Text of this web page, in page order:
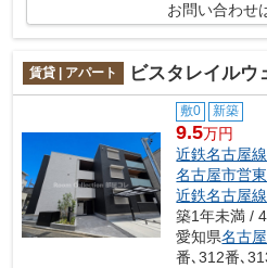
お問い合わせ
賃貸 | アパート ビスタレイルウ
敷0 新築
9.5万円
近鉄名古屋線
名古屋市営
近鉄名古屋線
築1年未満 /
愛知県名古
番､312番､